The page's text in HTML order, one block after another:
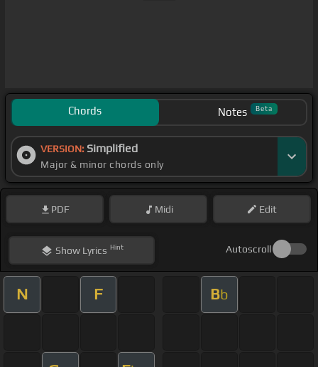
Chords Notes Beta
VERSION: Simplified
Major & minor chords only
PDF Midi Edit
ShowLyrics Hint Autoscroll
N F Bb